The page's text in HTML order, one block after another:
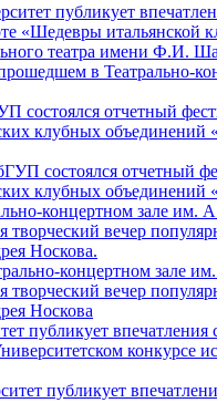
публикует
«Шедевры итальянской
театра имени Ф.И.
в Театрально-
состоялся отчетный
клубных объединений
концертном зале
вечер
Носкова
публикует